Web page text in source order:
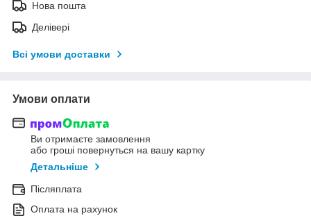
Нова пошта
Делівері
Всі умови доставки
Умови оплати
Ви отримаєте замовлення
або гроші повернуться на вашу картку
Детальніше
Післяплата
Оплата на рахунок